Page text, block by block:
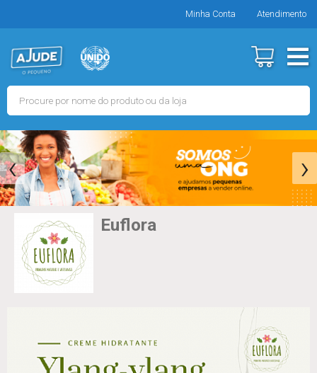
Minha Conta Atendimento
‹ ›
Euflora